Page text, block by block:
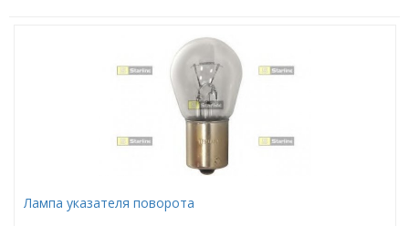
Лампа указателя поворота